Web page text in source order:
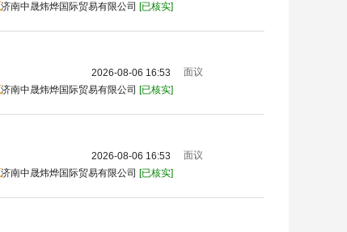
济南中晟炜烨国际贸易有限公司 [已核实]
2026-08-06 16:53
济南中晟炜烨国际贸易有限公司 [已核实]
面议
2026-08-06 16:53
济南中晟炜烨国际贸易有限公司 [已核实]
面议